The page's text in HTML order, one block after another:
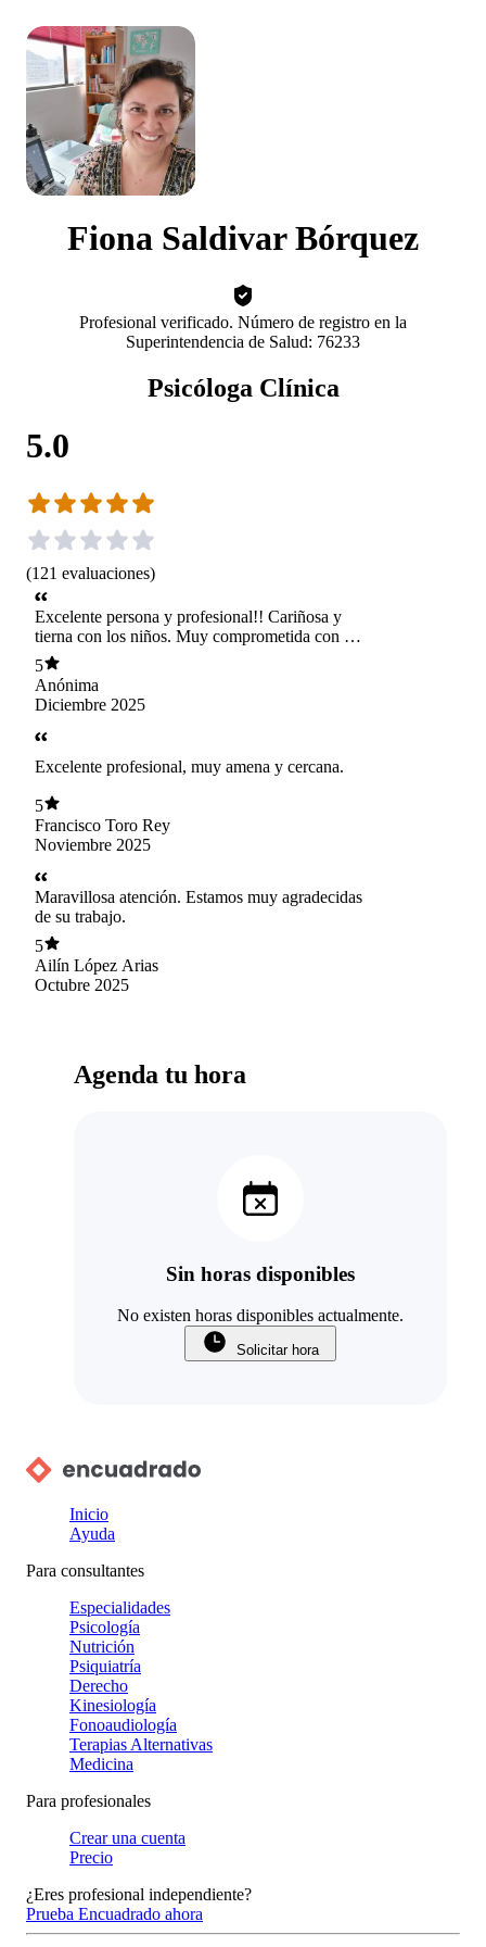
Fiona Saldivar Bórquez
Profesional verificado. Número de registro en la
Superintendencia de Salud: 76233
Psicóloga Clínica
5.0
(121 evaluaciones)
Excelente persona y profesional!! Cariñosa y
tierna con los niños. Muy comprometida con su
labor.
5
Anónima
Diciembre 2025
Excelente profesional, muy amena y cercana.
5
Francisco Toro Rey
Noviembre 2025
Maravillosa atención. Estamos muy agradecidas
de su trabajo.
5
Ailín López Arias
Octubre 2025
Agenda tu hora
Sin horas disponibles
No existen horas disponibles actualmente.
Solicitar hora
Inicio
Ayuda
Para consultantes
Especialidades
Psicología
Nutrición
Psiquiatría
Derecho
Kinesiología
Fonoaudiología
Terapias Alternativas
Medicina
Para profesionales
Crear una cuenta
Precio
¿Eres profesional independiente?
Prueba Encuadrado ahora